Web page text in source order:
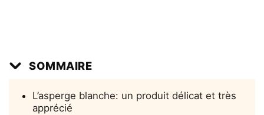
SOMMAIRE
L’asperge blanche: un produit délicat et très
apprécié